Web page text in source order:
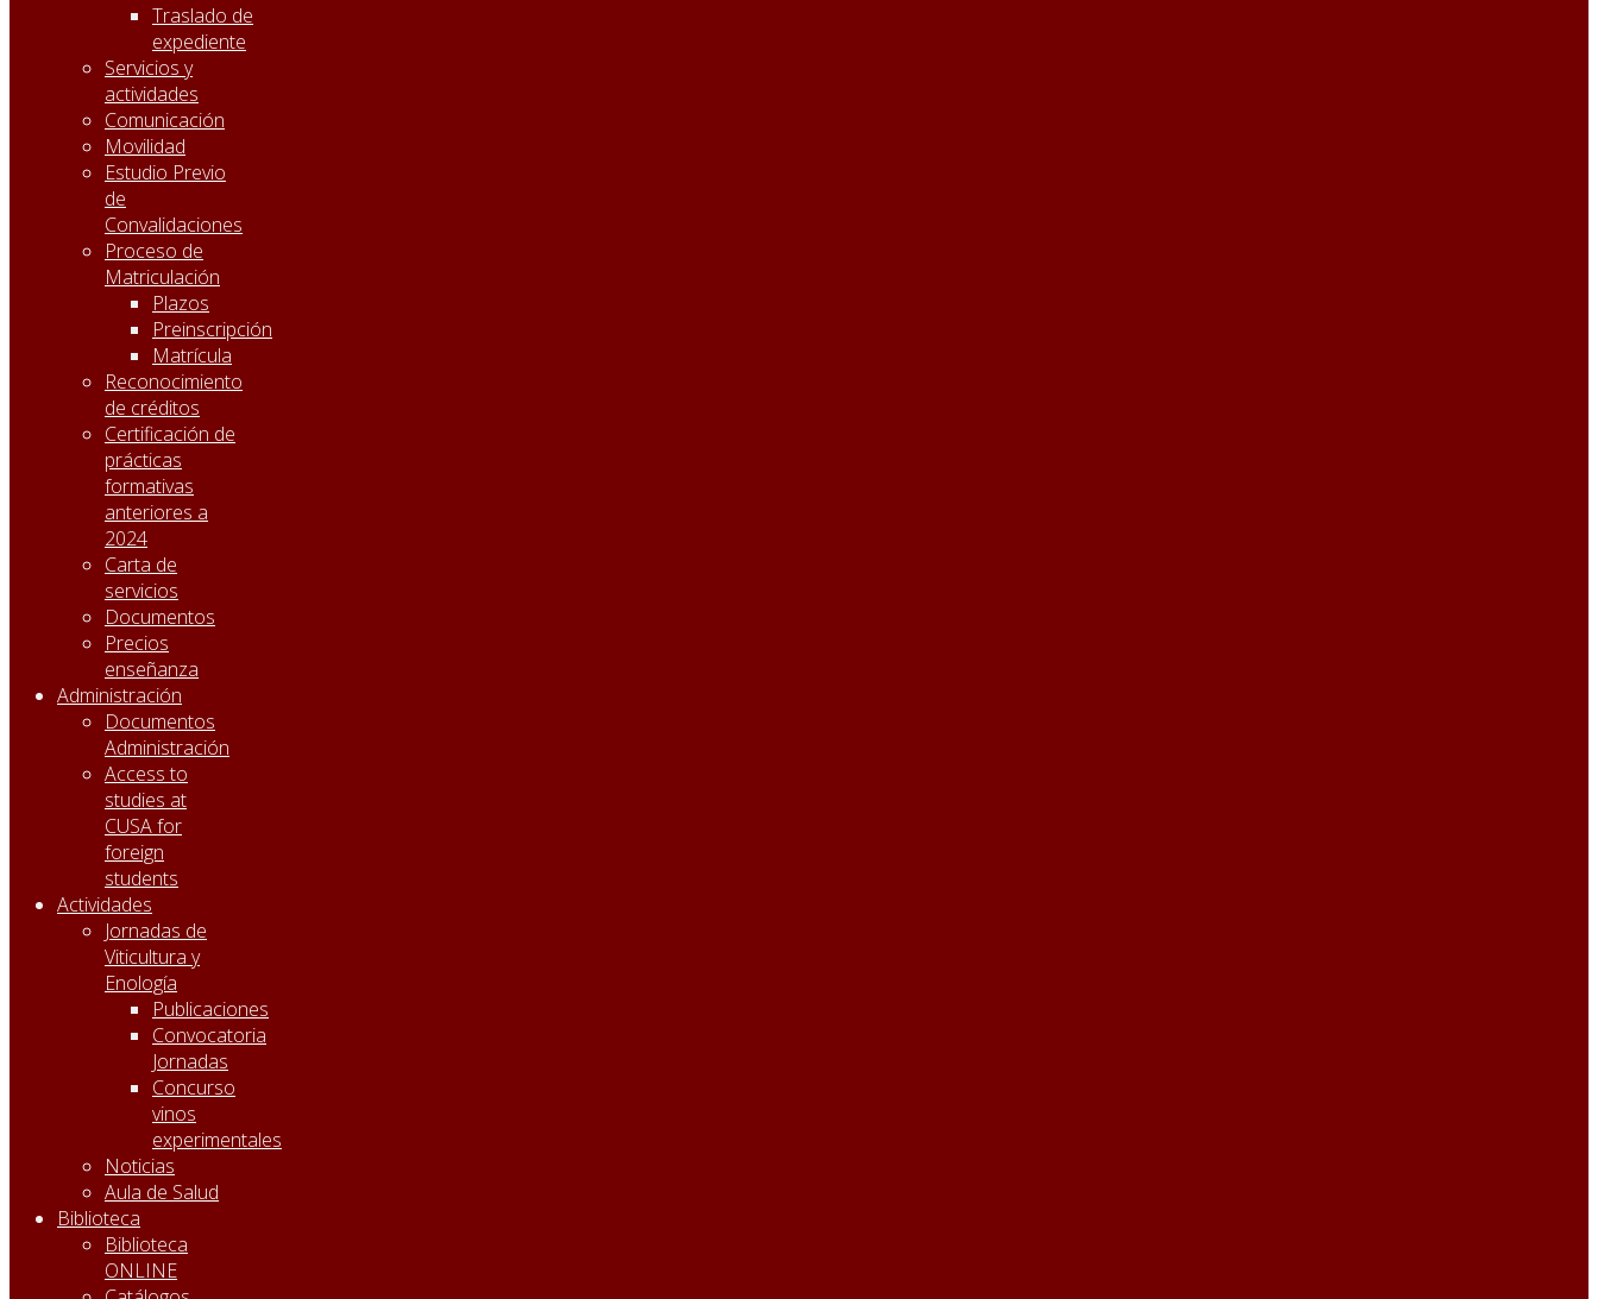
Traslado de
expediente
Servicios y
actividades
Comunicación
Movilidad
Estudio Previo
de
Convalidaciones
Proceso de
Matriculación
Plazos
Preinscripción
Matrícula
Reconocimiento
de créditos
Certificación de
prácticas
formativas
anteriores a
2024
Carta de
servicios
Documentos
Precios
enseñanza
Administración
Documentos
Administración
Access to
studies at
CUSA for
foreign
students
Actividades
Jornadas de
Viticultura y
Enología
Publicaciones
Convocatoria
Jornadas
Concurso
vinos
experimentales
Noticias
Aula de Salud
Biblioteca
Biblioteca
ONLINE